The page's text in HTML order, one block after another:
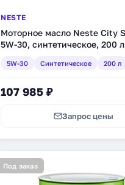
NESTE
Моторное масло Neste City
5W-30, синтетическое, 200
5W-30 Синтетическое 200 л
107 985 ₽
Запрос цены
Под заказ